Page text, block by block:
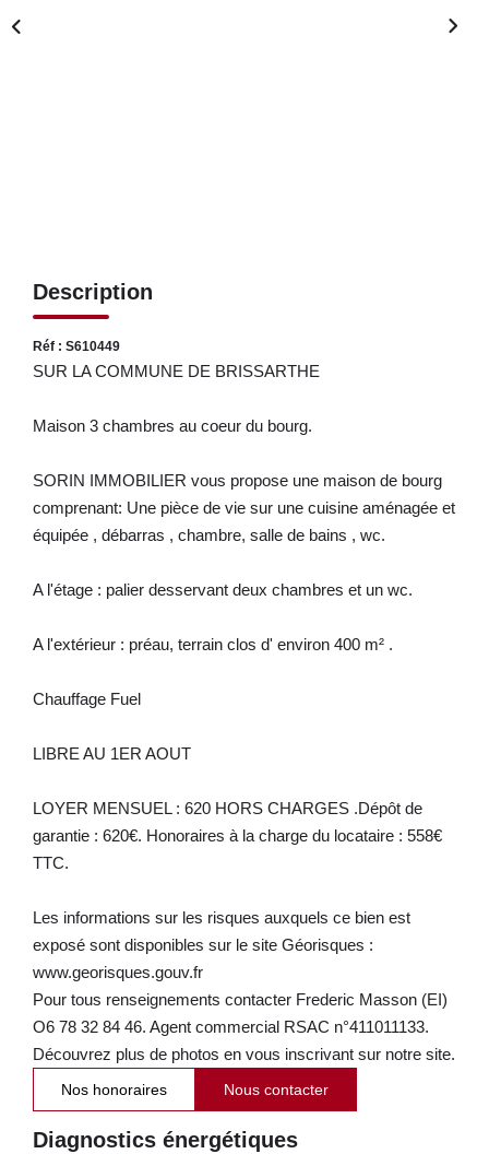
Description
Réf : S610449
SUR LA COMMUNE DE BRISSARTHE
Maison 3 chambres au coeur du bourg.
SORIN IMMOBILIER vous propose une maison de bourg
comprenant: Une pièce de vie sur une cuisine aménagée et
équipée , débarras , chambre, salle de bains , wc.
A l'étage : palier desservant deux chambres et un wc.
A l'extérieur : préau, terrain clos d' environ 400 m² .
Chauffage Fuel
LIBRE AU 1ER AOUT
LOYER MENSUEL : 620 HORS CHARGES .Dépôt de
garantie : 620€. Honoraires à la charge du locataire : 558€
TTC.
Les informations sur les risques auxquels ce bien est
exposé sont disponibles sur le site Géorisques :
www.georisques.gouv.fr
Pour tous renseignements contacter Frederic Masson (EI)
O6 78 32 84 46. Agent commercial RSAC n°411011133.
Découvrez plus de photos en vous inscrivant sur notre site.
Nos honoraires Nous contacter
Diagnostics énergétiques